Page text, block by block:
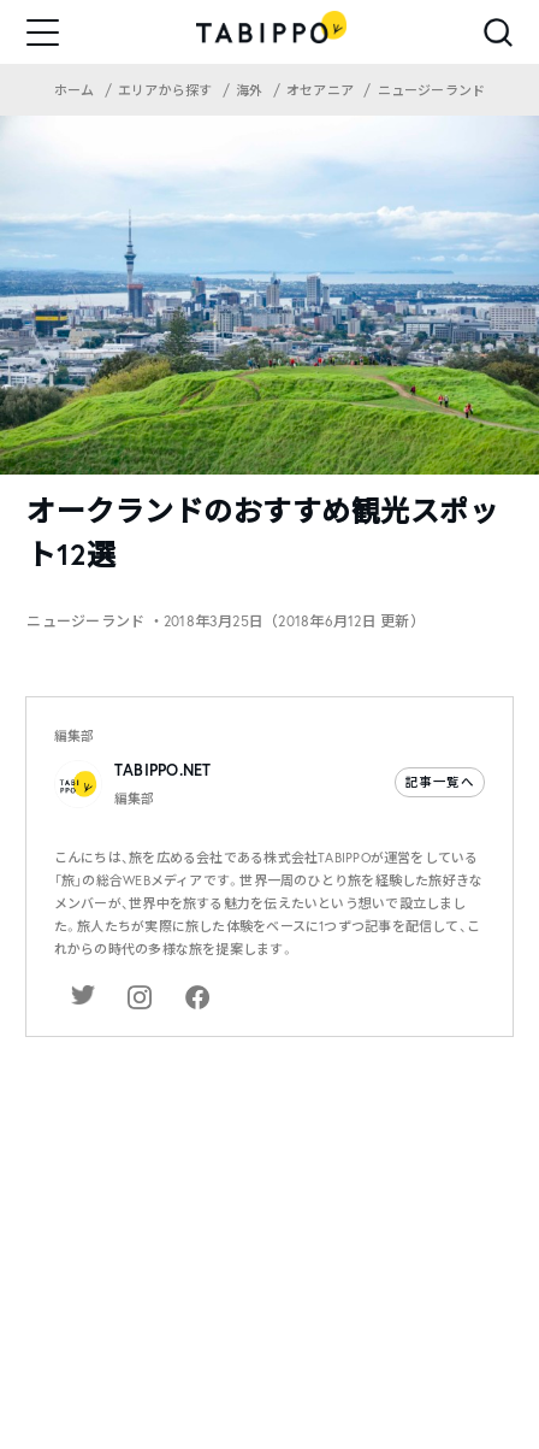
ホーム エリアから探す 海外 オセアニア ニュージーランド
オークランドのおすすめ観光スポッ
ト12選
ニュージーランド ・2018年3月25日（2018年6月12日 更新）
編集部
TABIPPO.NET
編集部
記事一覧へ
こんにちは、旅を広める会社である株式会社TABIPPOが運営をしている
「旅」の総合WEBメディアです。世界一周のひとり旅を経験した旅好きな
メンバーが、世界中を旅する魅力を伝えたいという想いで設立しまし
た。旅人たちが実際に旅した体験をベースに1つずつ記事を配信して、こ
れからの時代の多様な旅を提案します。